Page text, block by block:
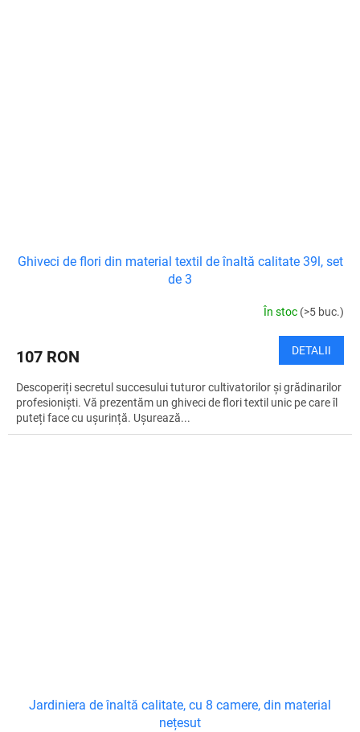
Ghiveci de flori din material textil de înaltă calitate 39l, set
de 3
În stoc (>5 buc.)
107 RON DETALII
Descoperiți secretul succesului tuturor cultivatorilor și grădinarilor
profesioniști. Vă prezentăm un ghiveci de flori textil unic pe care îl
puteți face cu ușurință. Ușurează...
Jardiniera de înaltă calitate, cu 8 camere, din material
nețesut